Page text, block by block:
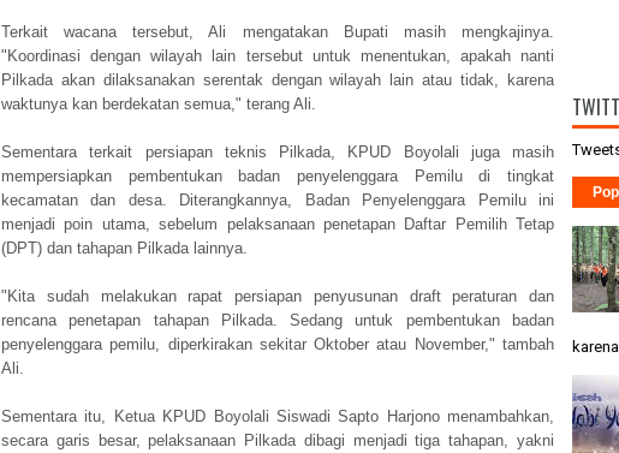
Terkait wacana tersebut, Ali mengatakan Bupati masih mengkajinya.
"Koordinasi dengan wilayah lain tersebut untuk menentukan, apakah nanti
Pilkada akan dilaksanakan serentak dengan wilayah lain atau tidak, karena
waktunya kan berdekatan semua," terang Ali.
Sementara terkait persiapan teknis Pilkada, KPUD Boyolali juga masih
mempersiapkan pembentukan badan penyelenggara Pemilu di tingkat
kecamatan dan desa. Diterangkannya, Badan Penyelenggara Pemilu ini
menjadi poin utama, sebelum pelaksanaan penetapan Daftar Pemilih Tetap
(DPT) dan tahapan Pilkada lainnya.
"Kita sudah melakukan rapat persiapan penyusunan draft peraturan dan
rencana penetapan tahapan Pilkada. Sedang untuk pembentukan badan
penyelenggara pemilu, diperkirakan sekitar Oktober atau November," tambah
Ali.
Sementara itu, Ketua KPUD Boyolali Siswadi Sapto Harjono menambahkan,
secara garis besar, pelaksanaan Pilkada dibagi menjadi tiga tahapan, yakni